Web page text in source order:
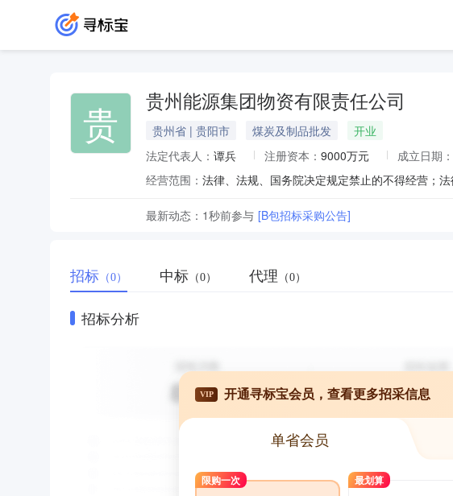
贵 贵州能源集团物资有限责任公司
贵州省 | 贵阳市 煤炭及制品批发
开业
法定代表人： 谭兵 注册资本： 9000万元 成立日期：
经营范围：
最新动态： 1秒前参与 [B包招标采购公告]
招标 （0） 中标 （0） 代理 （0）
招标分析
VIP 开通寻标宝会员，查看更多招采信息
单省会员
限购一次 最划算